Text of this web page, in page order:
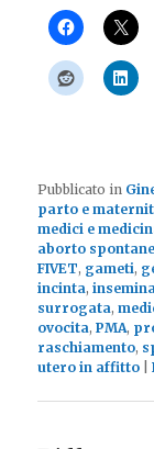
Pubblicato in
parto e
medici e
aborto
FIVET, gameti,
incinta,
surrogata,
ovocita,PMA,
raschiamento,
utero in affitto
|